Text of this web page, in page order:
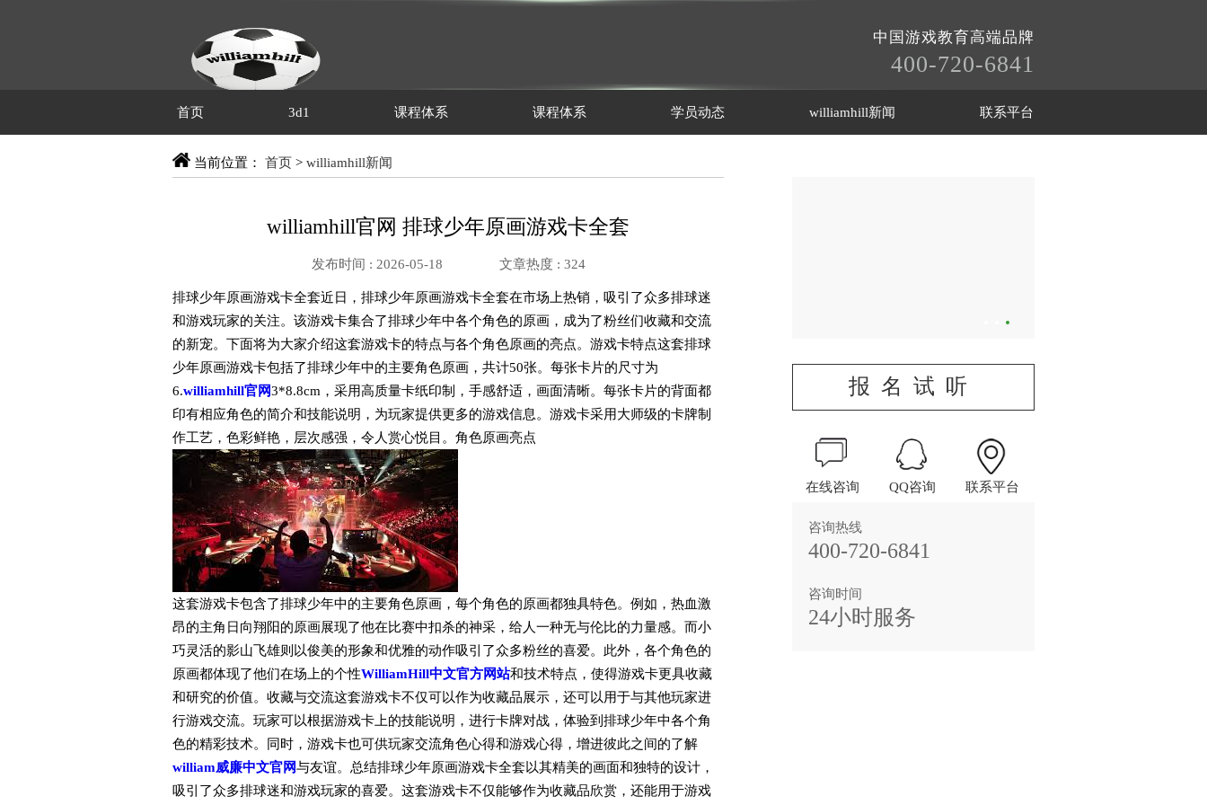
中国游戏教育高端品牌
400-720-6841
首页 3d1 课程体系 课程体系 学员动态 williamhill新闻 联系平台
当前位置： 首页 > williamhill新闻
williamhill官网 排球少年原画游戏卡全套
发布时间 : 2026-05-18 文章热度 : 324
排球少年原画游戏卡全套近日，排球少年原画游戏卡全套在市场上热销，吸引了众多排球迷
和游戏玩家的关注。该游戏卡集合了排球少年中各个角色的原画，成为了粉丝们收藏和交流
的新宠。下面将为大家介绍这套游戏卡的特点与各个角色原画的亮点。游戏卡特点这套排球
少年原画游戏卡包括了排球少年中的主要角色原画，共计50张。每张卡片的尺寸为
6.williamhill官网3*8.8cm，采用高质量卡纸印制，手感舒适，画面清晰。每张卡片的背面都
印有相应角色的简介和技能说明，为玩家提供更多的游戏信息。游戏卡采用大师级的卡牌制
作工艺，色彩鲜艳，层次感强，令人赏心悦目。角色原画亮点
这套游戏卡包含了排球少年中的主要角色原画，每个角色的原画都独具特色。例如，热血激
昂的主角日向翔阳的原画展现了他在比赛中扣杀的神采，给人一种无与伦比的力量感。而小
巧灵活的影山飞雄则以俊美的形象和优雅的动作吸引了众多粉丝的喜爱。此外，各个角色的
原画都体现了他们在场上的个性WilliamHill中文官方网站和技术特点，使得游戏卡更具收藏
和研究的价值。收藏与交流这套游戏卡不仅可以作为收藏品展示，还可以用于与其他玩家进
行游戏交流。玩家可以根据游戏卡上的技能说明，进行卡牌对战，体验到排球少年中各个角
色的精彩技术。同时，游戏卡也可供玩家交流角色心得和游戏心得，增进彼此之间的了解
william威廉中文官网与友谊。总结排球少年原画游戏卡全套以其精美的画面和独特的设计，
吸引了众多排球迷和游戏玩家的喜爱。这套游戏卡不仅能够作为收藏品欣赏，还能用于游戏
报名试听
在线咨询 QQ咨询 联系平台
咨询热线
400-720-6841
咨询时间
24小时服务